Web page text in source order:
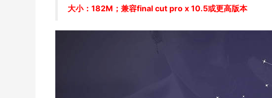
大小：182M；兼容final cut pro x 10.5或更高版本